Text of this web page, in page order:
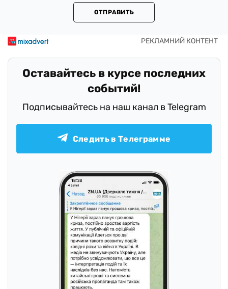
ОТПРАВИТЬ
Оставайтесь в курсе последних
событий!
Подписывайтесь на наш канал в Telegram
Следить в Телеграмме